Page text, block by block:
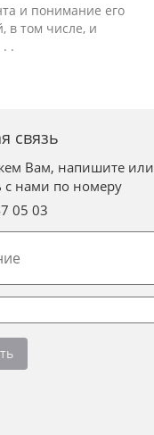
и понимание его
в том числе, и
.
связь
Вам, напишите или
с нами по номеру
05 03